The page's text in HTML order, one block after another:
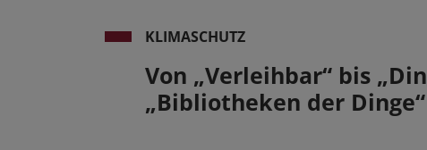
KLIMASCHUTZ
Von „Verleihbar“ bis
„Bibliotheken der Dinge“